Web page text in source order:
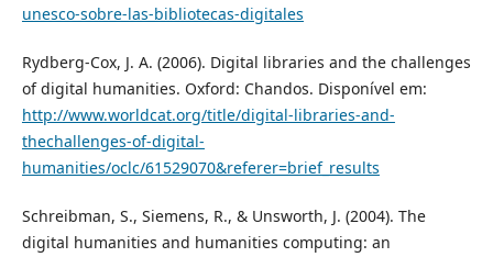
unesco-sobre-las-bibliotecas-digitales
Rydberg-Cox, J. A. (2006). Digital libraries and the challenges
of digital humanities. Oxford: Chandos. Disponível em:
http://www.worldcat.org/title/digital-libraries-and-
thechallenges-of-digital-
humanities/oclc/61529070&referer=brief_results
Schreibman, S., Siemens, R., & Unsworth, J. (2004). The
digital humanities and humanities computing: an